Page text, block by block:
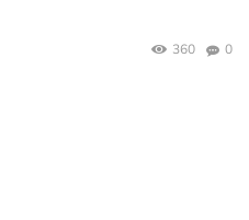
0
360